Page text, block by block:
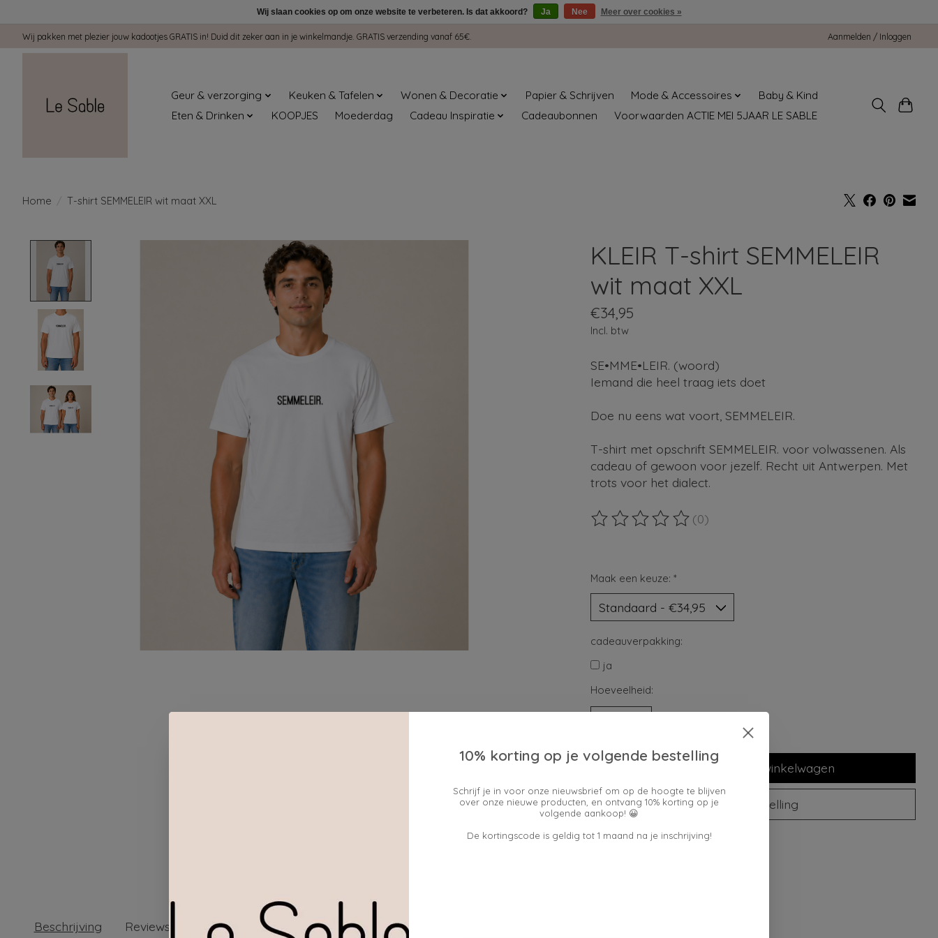
Wij pakken met plezier jouw kadootjes GRATIS in! Duid dit zeker aan in je winkelmandje. GRATIS verzending vanaf 65€. Aanmelden / Inloggen
Geur & verzorging Keuken & Tafelen Wonen & Decoratie Papier & Schrijven Mode & Accessoires
Baby & Kind
Eten & Drinken
KOOPJES Moederdag Cadeau Inspiratie Cadeaubonnen Voorwaarden ACTIE MEI 5JAAR LE SABLE
Home / T-shirt SEMMELEIR wit maat XXL
KLEIR T-shirt SEMMELEIR
wit maat XXL
€34,95
Incl. btw
SE•MME•LEIR. (woord)
Iemand die heel traag iets doet
Doe nu eens wat voort, SEMMELEIR.
T-shirt met opschrift SEMMELEIR. voor volwassenen. Als
cadeau of gewoon voor jezelf. Recht uit Antwerpen. Met
trots voor het dialect.
De beoordeling van dit product is
(0)
Maak een keuze: *
cadeauverpakking:
ja
Hoeveelheid:
Toevoegen aan winkelwagen
Plaats bestelling
Toevoegen om te vergelijken
Beschrijving Reviews (0)
Wij slaan cookies op om onze website te verbeteren. Is dat akkoord? Ja Nee Meer over cookies »
10% korting op je volgende bestelling
Schrijf je in voor onze nieuwsbrief om op de hoogte te blijven
over onze nieuwe producten, en ontvang 10% korting op je
volgende aankoop! 😀
De kortingscode is geldig tot 1 maand na je inschrijving!